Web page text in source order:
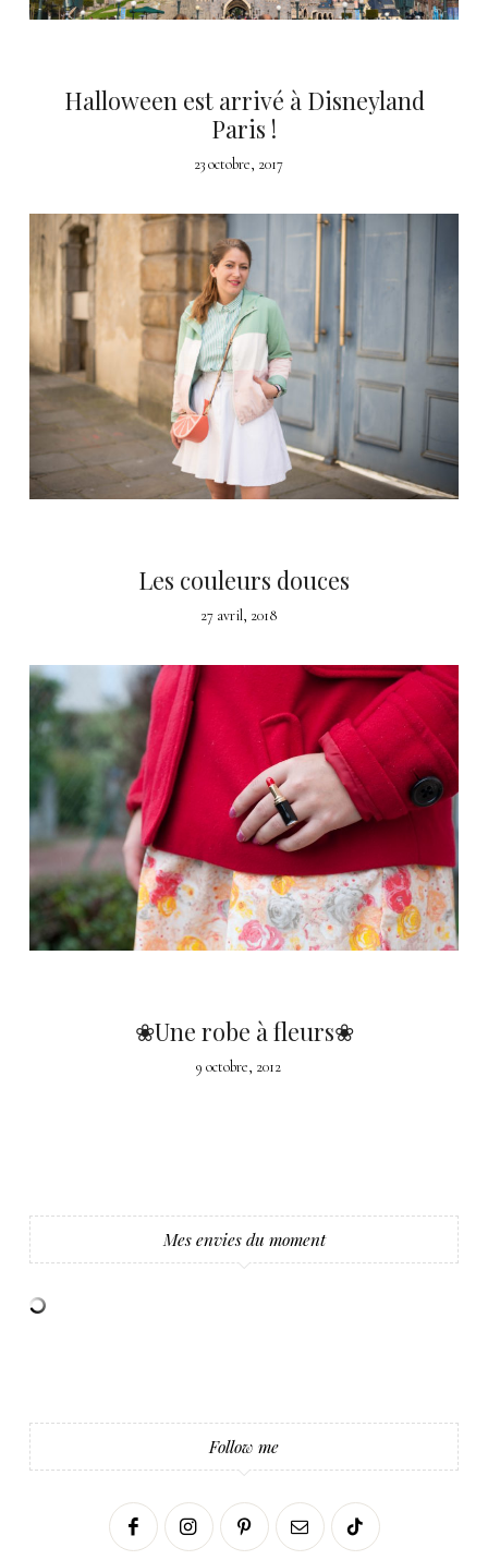
Halloween est arrivé à Disneyland
Paris !
23 octobre, 2017
Les couleurs douces
27 avril, 2018
❀Une robe à fleurs❀
9 octobre, 2012
Mes envies du moment
Follow me